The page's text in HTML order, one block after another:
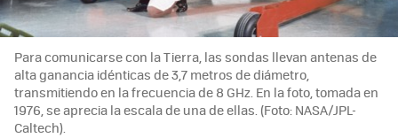
Para comunicarse con la Tierra, las sondas llevan antenas de
alta ganancia idénticas de 3,7 metros de diámetro,
transmitiendo en la frecuencia de 8 GHz. En la foto, tomada en
1976, se aprecia la escala de una de ellas. (Foto: NASA/JPL-
Caltech).